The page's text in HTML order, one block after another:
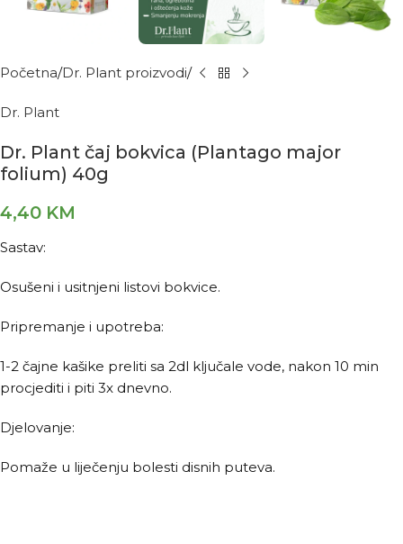
Početna Dr. Plant proizvodi
Dr. Plant
Dr. Plant čaj bokvica (Plantago major
folium) 40g
4,40 KM
Sastav:
Osušeni i usitnjeni listovi bokvice.
Pripremanje i upotreba:
1-2 čajne kašike preliti sa 2dl ključale vode, nakon 10 min
procjediti i piti 3x dnevno.
Djelovanje:
Pomaže u liječenju bolesti disnih puteva.